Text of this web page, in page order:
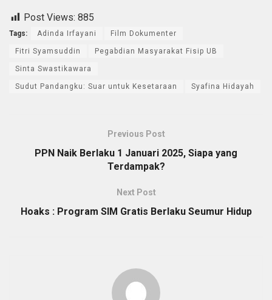
Post Views: 885
Tags: Adinda Irfayani Film Dokumenter
Fitri Syamsuddin Pegabdian Masyarakat Fisip UB
Sinta Swastikawara
Sudut Pandangku: Suar untuk Kesetaraan Syafina Hidayah
Previous Post
PPN Naik Berlaku 1 Januari 2025, Siapa yang
Terdampak?
Next Post
Hoaks : Program SIM Gratis Berlaku Seumur Hidup